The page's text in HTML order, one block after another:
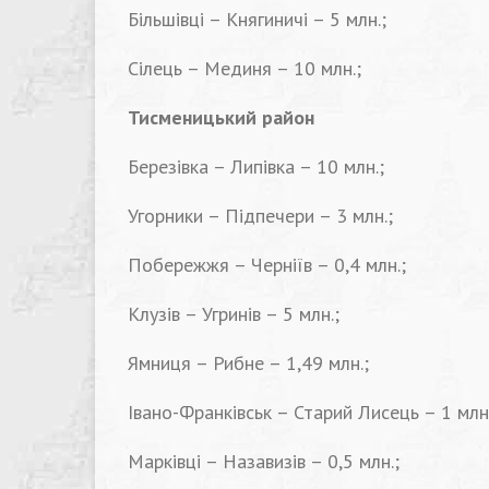
Більшівці – Княгиничі – 5 млн.;
Сілець – Мединя – 10 млн.;
Тисменицький район
Березівка – Липівка – 10 млн.;
Угорники – Підпечери – 3 млн.;
Побережжя – Черніїв – 0,4 млн.;
Клузів – Угринів – 5 млн.;
Ямниця – Рибне – 1,49 млн.;
Івано-Франківськ – Старий Лисець – 1
Марківці – Назавизів – 0,5 млн.;